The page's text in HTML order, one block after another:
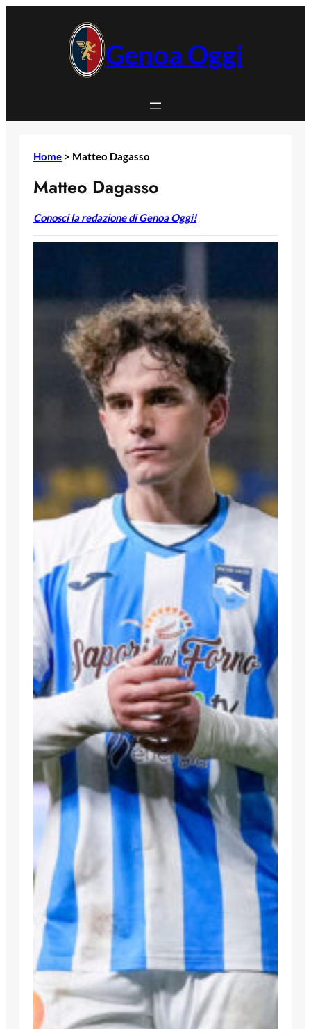
Genoa Oggi
Home > Matteo Dagasso
Matteo Dagasso
Conosci la redazione di Genoa Oggi!